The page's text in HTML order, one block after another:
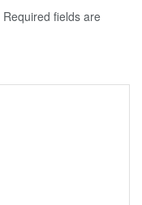
Required fields are